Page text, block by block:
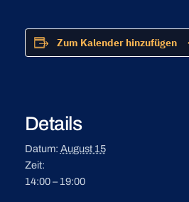
Zum Kalender hinzufügen
Details
Datum: August 15
Zeit:
14:00 – 19:00